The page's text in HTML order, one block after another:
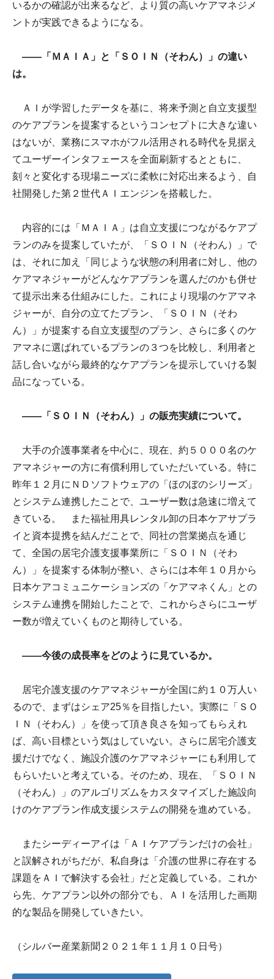
いるかの確認が出来るなど、より質の高いケアマネジメ
ントが実践できるようになる。
――「ＭＡＩＡ」と「ＳＯＩＮ（そわん）」の違い
は。
ＡＩが学習したデータを基に、将来予測と自立支援型
のケアプランを提案するというコンセプトに大きな違い
はないが、業務にスマホがフル活用される時代を見据え
てユーザーインタフェースを全面刷新するとともに、
刻々と変化する現場ニーズに柔軟に対応出来るよう、自
社開発した第２世代ＡＩエンジンを搭載した。
内容的には「ＭＡＩＡ」は自立支援につながるケアプ
ランのみを提案していたが、「ＳＯＩＮ（そわん）」で
は、それに加え「同じような状態の利用者に対し、他の
ケアマネジャーがどんなケアプランを選んだのかも併せ
て提示出来る仕組みにした。これにより現場のケアマネ
ジャーが、自分の立てたプラン、「ＳＯＩＮ（そわ
ん）」が提案する自立支援型のプラン、さらに多くのケ
アマネに選ばれているプランの３つを比較し、利用者と
話し合いながら最終的なケアプランを提示していける製
品になっている。
――「ＳＯＩＮ（そわん）」の販売実績について。
大手の介護事業者を中心に、現在、約５０００名のケ
アマネジャーの方に有償利用していただいている。特に
昨年１２月にＮＤソフトウェアの「ほのぼのシリーズ」
とシステム連携したことで、ユーザー数は急速に増えて
きている。 また福祉用具レンタル卸の日本ケアサプラ
イと資本提携を結んだことで、同社の営業拠点を通じ
て、全国の居宅介護支援事業所に「ＳＯＩＮ（そわ
ん）」を提案する体制が整い、さらには本年１０月から
日本ケアコミュニケーションズの「ケアマネくん」との
システム連携を開始したことで、これからさらにユーザ
ー数が増えていくものと期待している。
――今後の成長率をどのように見ているか。
居宅介護支援のケアマネジャーが全国に約１０万人い
るので、まずはシェア25％を目指したい。実際に「ＳＯ
ＩＮ（そわん）」を使って頂き良さを知ってもらえれ
ば、高い目標という気はしていない。さらに居宅介護支
援だけでなく、施設介護のケアマネジャーにも利用して
もらいたいと考えている。そのため、現在、「ＳＯＩＮ
（そわん）」のアルゴリズムをカスタマイズした施設向
けのケアプラン作成支援システムの開発を進めている。
またシーディーアイは「ＡＩケアプランだけの会社」
と誤解されがちだが、私自身は「介護の世界に存在する
課題をＡＩで解決する会社」だと定義している。これか
ら先、ケアプラン以外の部分でも、ＡＩを活用した画期
的な製品を開発していきたい。
（シルバー産業新聞２０２１年１１月１０日号）